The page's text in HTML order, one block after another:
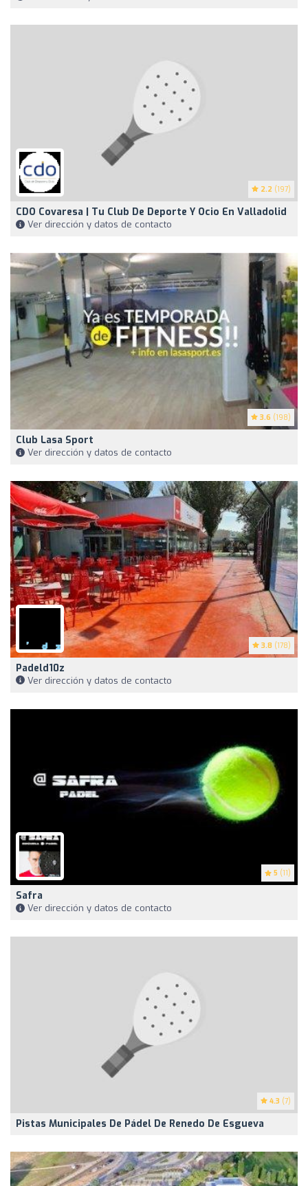
2.2 (197)
CDO Covaresa | Tu Club De Deporte Y Ocio En Valladolid
Ver dirección y datos de contacto
3.6 (198)
Club Lasa Sport
Ver dirección y datos de contacto
3.8 (178)
Padeld10z
Ver dirección y datos de contacto
5 (11)
Safra
Ver dirección y datos de contacto
4.3 (7)
Pistas Municipales De Pádel De Renedo De Esgueva